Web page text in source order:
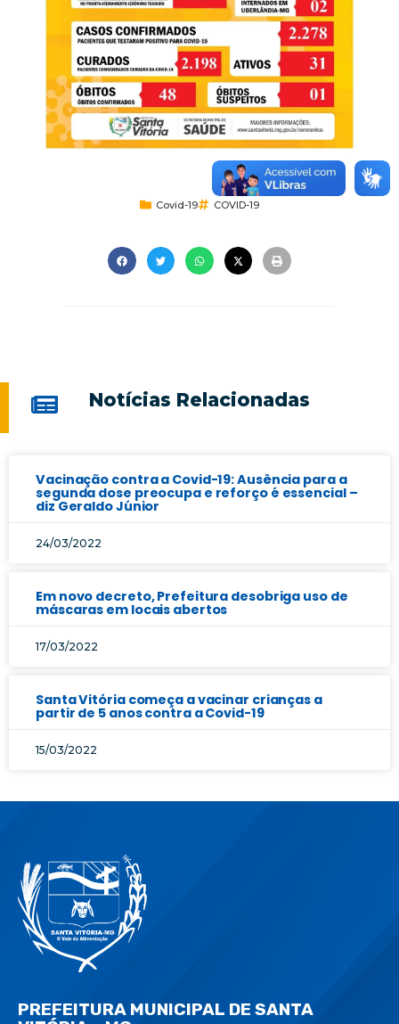
Covid-19 COVID-19
Notícias Relacionadas
Vacinação contra a Covid-19: Ausência para a
segunda dose preocupa e reforço é essencial –
diz Geraldo Júnior
24/03/2022
Em novo decreto, Prefeitura desobriga uso de
máscaras em locais abertos
17/03/2022
Santa Vitória começa a vacinar crianças a
partir de 5 anos contra a Covid-19
15/03/2022
PREFEITURA MUNICIPAL DE SANTA